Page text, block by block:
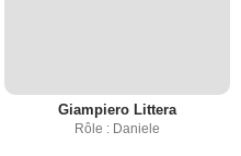
Giampiero Littera
Rôle : Daniele